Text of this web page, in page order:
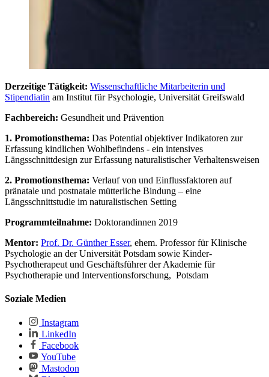
Derzeitige Tätigkeit: Wissenschaftliche Mitarbeiterin und
Stipendiatin am Institut für Psychologie, Universität Greifswald
Fachbereich: Gesundheit und Prävention
1. Promotionsthema: Das Potential objektiver Indikatoren zur
Erfassung kindlichen Wohlbefindens - ein intensives
Längsschnittdesign zur Erfassung naturalistischer Verhaltensweisen
2. Promotionsthema: Verlauf von und Einflussfaktoren auf
pränatale und postnatale mütterliche Bindung – eine
Längsschnittstudie im naturalistischen Setting
Programmteilnahme: Doktorandinnen 2019
Mentor: Prof. Dr. Günther Esser, ehem. Professor für Klinische
Psychologie an der Universität Potsdam sowie Kinder-
Psychotherapeut und Geschäftsführer der Akademie für
Psychotherapie und Interventionsforschung, Potsdam
Soziale Medien
Instagram
LinkedIn
Facebook
YouTube
Mastodon